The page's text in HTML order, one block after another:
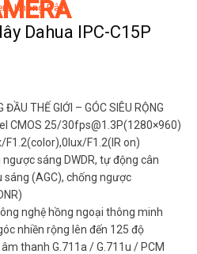
Không Dây
Dahua IPC-C15P
THẾ GIỚI – GÓC SIÊU RỘNG
CMOS 25/30fps@1.3P(1280×960)
F1.2(IR on)
sáng DWDR, tự động cân
(AGC), chống ngược
nghệ hồng ngoại thông minh
nhiền rộng lên đến 125 độ
thanh G.711a / G.711u / PCM